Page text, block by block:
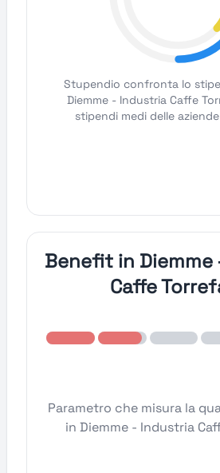
Stupendio confronta lo
Diemme - Industria Caffe
stipendi medi delle
Benefit in
Caffe
Parametro che misura la
in Diemme - Industria